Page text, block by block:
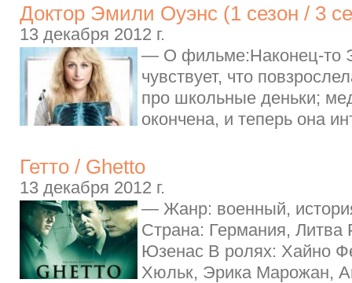
Доктор Эмили Оуэнс (1 сезон / 3
13 декабря 2012 г.
— О фильме:Наконец-то
чувствует, что
про школьные деньки;
окончена, и теперь она
Гетто / Ghetto
13 декабря 2012 г.
— Жанр: военный,
Страна: Германия,
Юзенас В ролях: Хайно
Хюльк, Эрика Марожан,